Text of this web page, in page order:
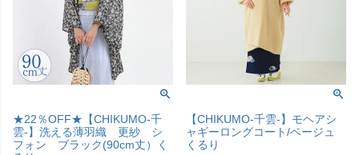
★22％OFF★【CHIKUMO-千
雲-】洗える薄羽織 更紗 シ
フォン ブラック(90cm丈）く
【CHIKUMO-千雲-】モヘアシ
ャギーロングコート/ベージュ
くるり